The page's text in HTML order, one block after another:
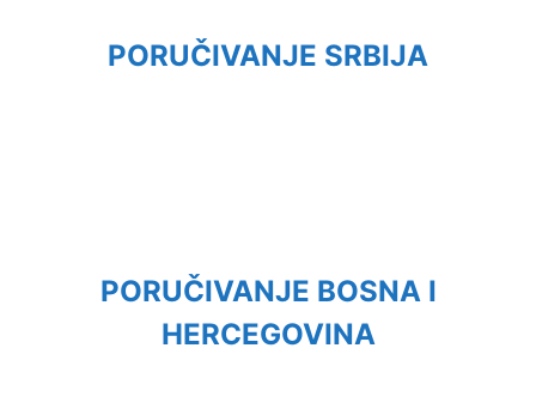
PORUČIVANJE SRBIJA
PORUČIVANJE BOSNA I
HERCEGOVINA